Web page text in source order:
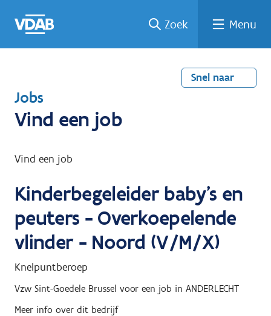
naar
een
een
job
naar
Zoek Menu
Snel naar
T
e
u
n
a
a
r
Jobs
Vind een job
Vind een job
Kinderbegeleider baby's en
peuters - Overkoepelende
vlinder - Noord (V/M/X)
Knelpuntberoep
Vzw Sint-Goedele Brussel voor een job in ANDERLECHT
Meer info over dit bedrijf